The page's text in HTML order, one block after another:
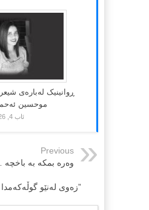
ڕوانینیک لەبارەى
موحسین
ئاب 4, 2026
Previous
وەرە بمکە بە باخچە
”زەوی لەنێو